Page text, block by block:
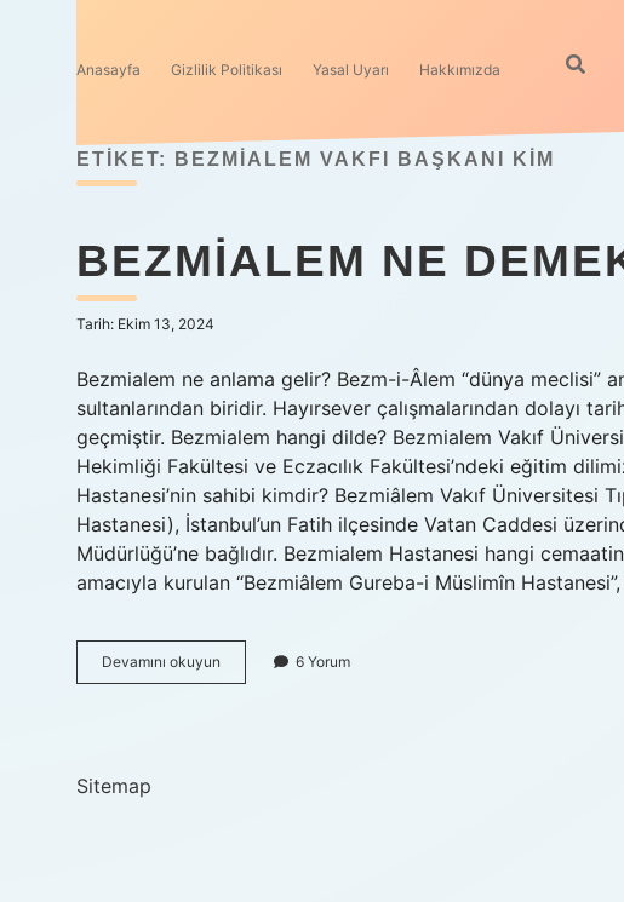
Anasayfa Gizlilik Politikası Yasal Uyarı Hakkımızda
ETIKET: BEZMIALEM VAKFI BAŞKANI KIM
BEZMIALEM NE
Tarih: Ekim 13, 2024
Bezmialem ne anlama gelir? Bezm-i-Âlem “dünya meclisi”
sultanlarından biridir. Hayırsever çalışmalarından dolayı
geçmiştir. Bezmialem hangi dilde? Bezmialem Vakıf
Hekimliği Fakültesi ve Eczacılık Fakültesi’ndeki eğitim
Hastanesi’nin sahibi kimdir? Bezmiâlem Vakıf Üniversitesi
Hastanesi), İstanbul’un Fatih ilçesinde Vatan Caddesi
Müdürlüğü’ne bağlıdır. Bezmialem Hastanesi hangi
amacıyla kurulan “Bezmiâlem Gureba-i Müslimîn
Devamını okuyun Bezmialem
Ne
6 Yorum
Sitemap